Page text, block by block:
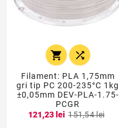
 
Filament: PLA 1,75mm
gri tip PC 200-235°C 1kg
±0,05mm DEV-PLA-1.75-
PCGR
121,23 lei 151,54 lei